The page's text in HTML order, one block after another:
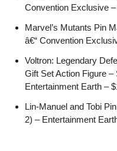
Convention Exclusive
Marvel’s Mutants Pin
â€“ Convention
Voltron: Legendary
Gift Set Action Figure
Entertainment Earth –
Lin-Manuel and Tobi
2) – Entertainment